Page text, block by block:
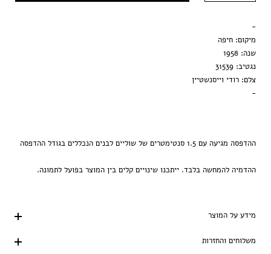
הדפסה בלבד
-
מיקום: חיפה
שנה: 1958
נגטיב: 31539
צלם: רודי וייסנשטיין
-
ההדפסה מגיעה עם 1.5 סנטימטרים של שוליים לבנים הנכללים בגודל ההדפסה
ההדמיה להמחשה בלבד. ייתכנו שינויים קלים בין המוצר בפועל לתמונה.
מידע על המוצר
משלוחים והחזרות